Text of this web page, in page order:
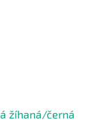
žíhaná/černá